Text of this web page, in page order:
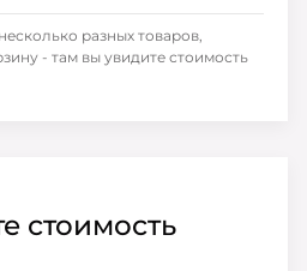
стоимость
разных товаров,
- там вы увидите стоимость